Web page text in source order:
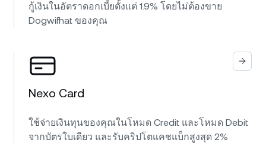
กู้เงินในอัตราดอกเบี้ยตั้งแต่ 1.9% โดยไม่ต้องขาย
Dogwifhat ของคุณ
Nexo Card
ใช้จ่ายเงินทุนของคุณในโหมด Credit และโหมด Debit
จากบัตรใบเดียว และรับคริปโตแคชแบ็กสูงสุด 2%